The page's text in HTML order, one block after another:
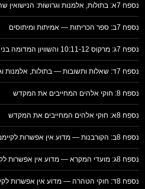
נספח 7א: בתולות, אלמנות וגרושות: הנישואין שה׳ מקבל
נספח 7ב: ספר הכריתות — אמיתות ומיתוסים
נספח 7ג: מרקוס 10:11-12 והשוויון המדומה בניאוף
נספח 7ד: שאלות ותשובות — בתולות, אלמנות וגרושות
נספח 8: חוקי אלהים המחייבים את המקדש
נספח 8א: חוקי אלהים המחייבים את המקדש
נספח 8ב: הקורבנות — מדוע אין אפשרות לקיימם כיום
נספח 8ג: מועדי המקרא — מדוע אין אפשרות לקיים אף אחד מהם כיום
נספח 8ד: חוקי הטהרה — מדוע אין אפשרות לקיימם ללא המקדש